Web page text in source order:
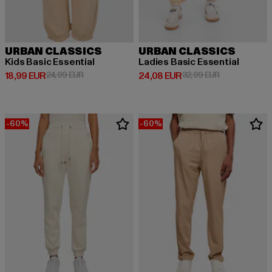
URBAN CLASSICS
Kids Basic Essential
18,99 EUR
Derzeitiger Preis: 18,99 EUR
24,99 EURAktionspreis: 24,99 EUR
URBAN CLASSICS
Ladies Basic Essential
24,08 EUR
Derzeitiger Preis: 24,08 EUR
32,99 EURAktionspreis:
-60% -60%